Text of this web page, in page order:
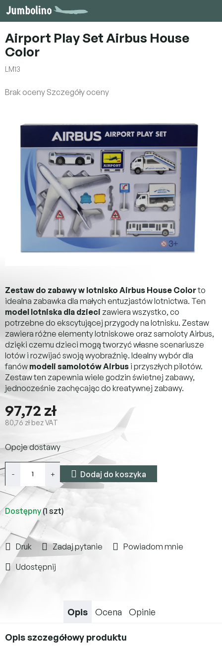
Przejść
do
Airport Play Set Airbus House
Color
LM13
Średnia
wynosi
gwiazdek.
Brak oceny Szczegóły oceny
97,72 zł
80,76 zł bez VAT
jednostkowa:
Dostępny(1 szt)
Opcje dostawy
Dodaj do koszyka
Zestaw do zabawy w lotnisko Airbus House Colorto
idealna zabawka dla małych entuzjastów lotnictwa. Ten
model lotniska dla dzieci zawiera wszystko, co
potrzebne do ekscytującej przygody na lotnisku. Zestaw
zawiera różne elementy lotniskowe oraz samoloty Airbus,
dzięki czemu dzieci mogą tworzyć własne scenariusze
lotów i rozwijać swoją wyobraźnię. Idealny wybór dla
fanów modeli samolotów Airbus i przyszłych pilotów.
Zestaw ten zapewnia wiele godzin świetnej zabawy,
jednocześnie zachęcając do kreatywnej zabawy.
Druk Zadaj pytanie Powiadom mnie
Udostępnij
Opis Ocena Opinie
Opis szczegółowy produktu